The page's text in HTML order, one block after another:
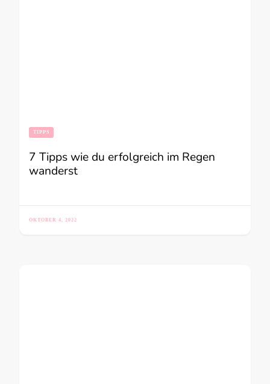
TIPPS
7 Tipps wie du erfolgreich im Regen
wanderst
OKTOBER 4, 2022